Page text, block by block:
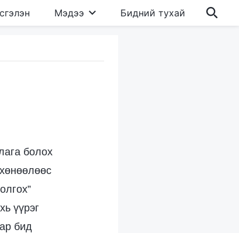
Мэдээ Бидний тухай
болох
үүрэг
бид